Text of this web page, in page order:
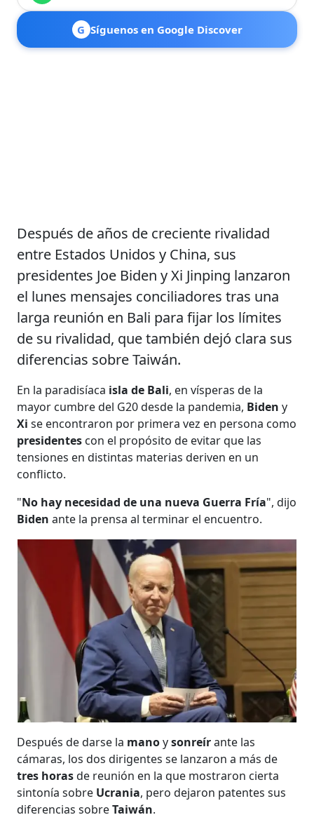
G Síguenos en Google Discover
Después de años de creciente rivalidad
entre Estados Unidos y China, sus
presidentes Joe Biden y Xi Jinping lanzaron
el lunes mensajes conciliadores tras una
larga reunión en Bali para fijar los límites
de su rivalidad, que también dejó clara sus
diferencias sobre Taiwán.
En la paradisíaca isla de Bali, en vísperas de la
mayor cumbre del G20 desde la pandemia, Bideny
Xise encontraron por primera vez en persona como
presidentes con el propósito de evitar que las
tensiones en distintas materias deriven en un
conflicto.
"No hay necesidad de una nueva Guerra Fría", dijo
Biden ante la prensa al terminar el encuentro.
Después de darse la manoysonreírante las
cámaras, los dos dirigentes se lanzaron a más de
tres horasde reunión en la que mostraron cierta
sintonía sobre Ucrania, pero dejaron patentes sus
diferencias sobreTaiwán.